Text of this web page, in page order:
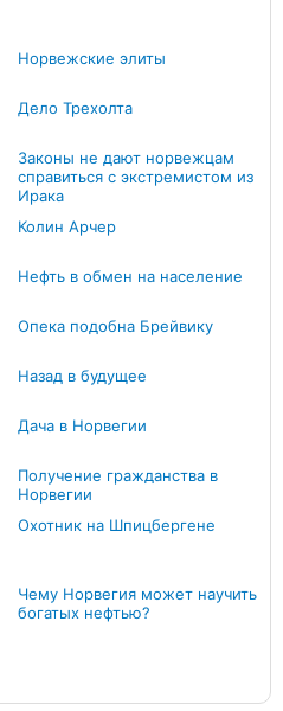
Норвежские элиты
Дело Трехолта
Законы не дают норвежцам
справиться с экстремистом из
Ирака
Колин Арчер
Нефть в обмен на население
Опека подобна Брейвику
Назад в будущее
Дача в Норвегии
Получение гражданства в
Норвегии
Охотник на Шпицбергене
Чему Норвегия может научить
богатых нефтью?